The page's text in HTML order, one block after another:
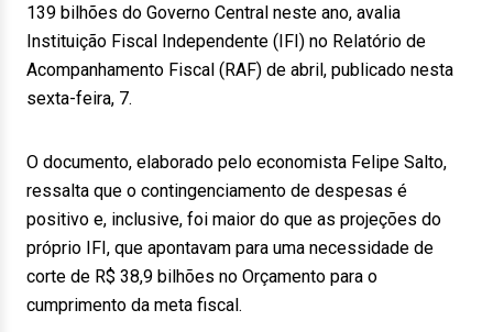
139 bilhões do Governo Central neste ano, avalia
Instituição Fiscal Independente (IFI) no Relatório de
Acompanhamento Fiscal (RAF) de abril, publicado nesta
sexta-feira, 7.
O documento, elaborado pelo economista Felipe Salto,
ressalta que o contingenciamento de despesas é
positivo e, inclusive, foi maior do que as projeções do
próprio IFI, que apontavam para uma necessidade de
corte de R$ 38,9 bilhões no Orçamento para o
cumprimento da meta fiscal.